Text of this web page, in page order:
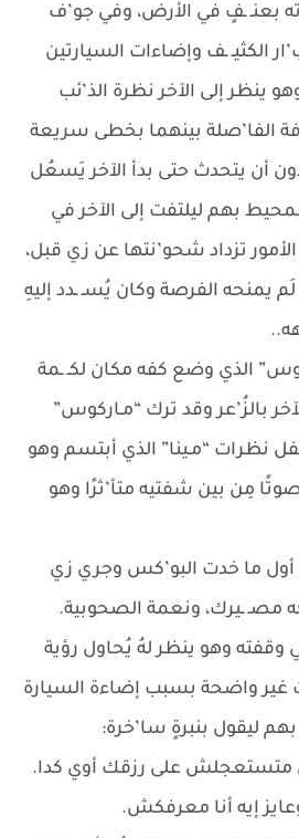
بعنـ ـفٍ في الأرض، وفي جو’ف
الكثيـ ـف وإضاءات السيارتين
ينظر إلى الآخر نظرة الذ’ئب
الفا’صلة بينهما بخطى سريعة
أن يتحدث حتى بدأ الآخر يَسعُل
بهم ليلتفت إلى الآخر في
تزداد شحو’نتها عن زي قبل،
لَم يمنحه الفرصة وكان يُسـ ـدد إليهِ
الذي وضع كفه مكان لكـ ـمة
بالزُ’عر وقد ترك “مـاركوس”
ـفل نظرات “مـينا” الذي أبتسم وهو
صوتًا مِن بين شفتيه متأ’ثرًا وهو
أول ما خدت البو’كس وجري زي
مصـ ـيرك، ونعمة الصحوبية.
وقفته وهو ينظر لهُ يُحاول رؤية
غير واضحة بسبب إضاءة السيارة
ليقول بنبرةٍ سا’خرة:
متستعجلش على رزقك أوي كدا.
إيه أنا معرفكش.